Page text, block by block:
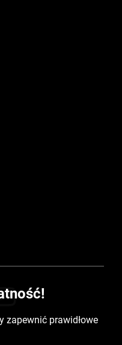
zapewnić prawidłowe